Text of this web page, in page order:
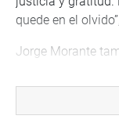
quede en el
Jorge Morante
impulsando
Ejecutivo para